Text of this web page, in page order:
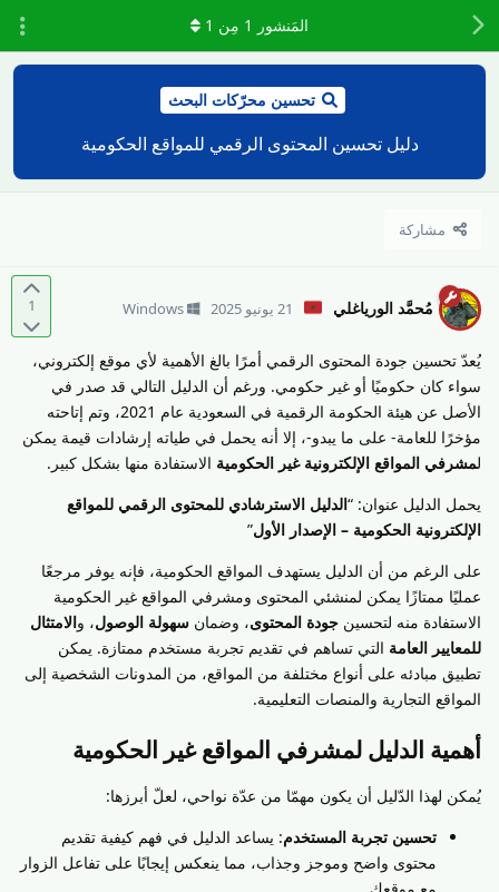
تحسين محرّكات البحث
دليل تحسين المحتوى الرقمي للمواقع الحكومية
مشاركة
المَنشور 1 مِن 1
1 مُحمَّد الورياغلي 21 يونيو 2025 Windows
يُعدّ تحسين جودة المحتوى الرقمي أمرًا بالغ الأهمية لأي موقع إلكتروني،
سواء كان حكوميًا أو غير حكومي. ورغم أن الدليل التالي قد صدر في
الأصل عن هيئة الحكومة الرقمية في السعودية عام 2021، وتم إتاحته
مؤخرًا للعامة- على ما يبدو-، إلا أنه يحمل في طياته إرشادات قيمة يمكن
لمشرفي المواقع الإلكترونية غير الحكومية الاستفادة منها بشكل كبير.
يحمل الدليل عنوان: “الدليل الاسترشادي للمحتوى الرقمي للمواقع
الإلكترونية الحكومية – الإصدار الأول”
على الرغم من أن الدليل يستهدف المواقع الحكومية، فإنه يوفر مرجعًا
عمليًا ممتازًا يمكن لمنشئي المحتوى ومشرفي المواقع غير الحكومية
الاستفادة منه لتحسين جودة المحتوى، وضمان سهولة الوصول، والامتثال
للمعايير العامة التي تساهم في تقديم تجربة مستخدم ممتازة. يمكن
تطبيق مبادئه على أنواع مختلفة من المواقع، من المدونات الشخصية إلى
المواقع التجارية والمنصات التعليمية.
أهمية الدليل لمشرفي المواقع غير الحكومية
يُمكن لهذا الدّليل أن يكون مهمّا من عدّة نواحي، لعلّ أبرزها:
تحسين تجربة المستخدم: يساعد الدليل في فهم كيفية تقديم
محتوى واضح وموجز وجذاب، مما ينعكس إيجابًا على تفاعل الزوار